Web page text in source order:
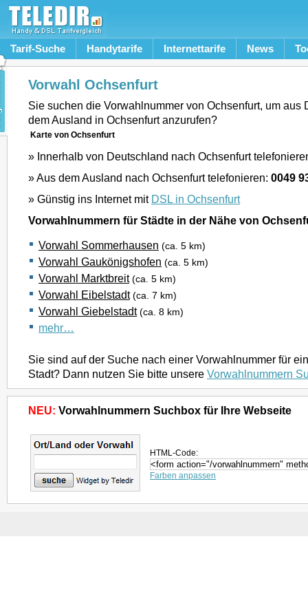
Tarif-Suche Handytarife Internettarife News
Vorwahl Ochsenfurt
Sie suchen die Vorwahlnummer von Ochsenfurt, um aus
dem Ausland in Ochsenfurt anzurufen?
Karte von Ochsenfurt
» Innerhalb von Deutschland nach Ochsenfurt
» Aus dem Ausland nach Ochsenfurt telefonieren: 0049
» Günstig ins Internet mit DSL in Ochsenfurt
Vorwahlnummern für Städte in der Nähe von
Vorwahl Sommerhausen (ca. 5 km)
Vorwahl Gaukönigshofen (ca. 5 km)
Vorwahl Marktbreit (ca. 5 km)
Vorwahl Eibelstadt (ca. 7 km)
Vorwahl Giebelstadt (ca. 8 km)
mehr…
Sie sind auf der Suche nach einer Vorwahlnummer für
Stadt? Dann nutzen Sie bitte unsere Vorwahlnummern
NEU: Vorwahlnummern Suchbox für Ihre Webseite
HTML-Code:
Farben anpassen